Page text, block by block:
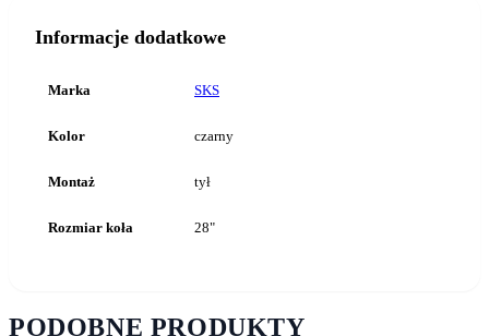
Informacje dodatkowe
Marka SKS
Kolor czarny
Montaż tył
Rozmiar koła 28"
PODOBNE PRODUKTY